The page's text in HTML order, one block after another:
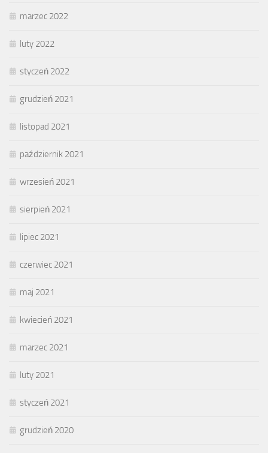
marzec 2022
luty 2022
styczeń 2022
grudzień 2021
listopad 2021
październik 2021
wrzesień 2021
sierpień 2021
lipiec 2021
czerwiec 2021
maj 2021
kwiecień 2021
marzec 2021
luty 2021
styczeń 2021
grudzień 2020